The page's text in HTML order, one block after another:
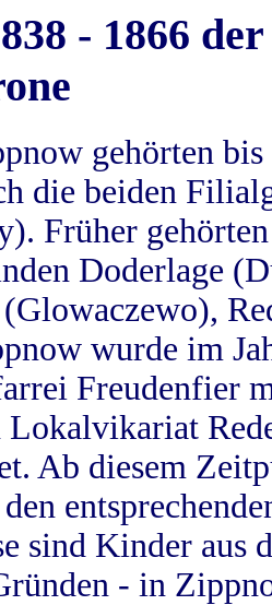
- 1866
gehörten
die beiden
Früher
Doderlage
wurde im
Freudenfier
Lokalvikariat
Ab diesem
sind Kinder aus
- in